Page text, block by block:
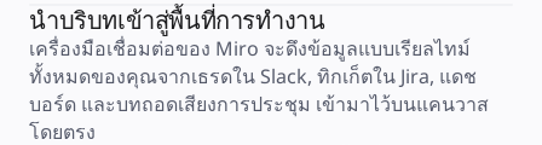
ต้นแบบและไวร์เฟรม
การออกแบบแผนที่เส้นทางของลูกค้า
การสังเคราะห์งานวิจัย
เวิร์คชอปการออกแบบ
การวางแผนและการส่งมอบ
นำบริบทเข้าสู่พื้นที่การทำงาน
เครื่องมือเชื่อมต่อของ Miro จะดึงข้อมูลแบบเรียลไทม์
ทั้งหมดของคุณจากเธรดใน Slack, ทิกเก็ตใน Jira, แดช
บอร์ด และบทถอดเสียงการประชุม เข้ามาไว้บนแคนวาส
โดยตรง